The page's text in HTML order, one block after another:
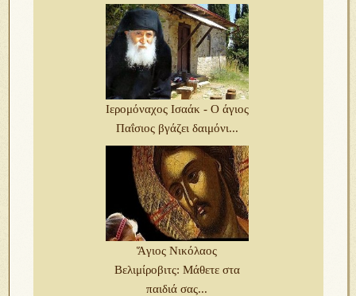
Ιερομόναχος Ισαάκ - Ο άγιος
Παΐσιος βγάζει δαιμόνι...
Ἅγιος Νικόλαος
Βελιμίροβιτς: Μάθετε στα
παιδιά σας...